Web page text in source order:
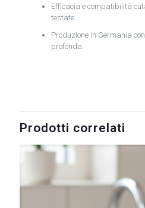
Efficacia e compatibilità
testate.
Produzione in Germania
profonda.
Prodotti correlati